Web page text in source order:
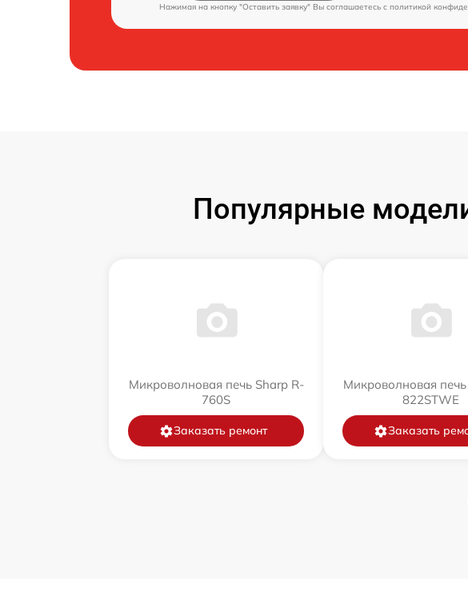
Нажимая на кнопку "Оставить заявку" Вы соглашаетесь c политикой
Популярные
Микроволновая печь Sharp R-
760S
Заказать ремонт
Микроволновая
822STWE
Заказать